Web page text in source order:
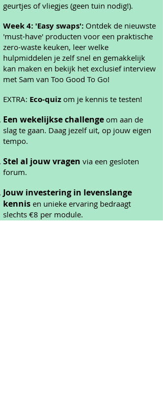
geurtjes of vliegjes (geen tuin nodig!).
Week 4: 'Easy swaps': Ontdek de nieuwste
'must-have' producten voor een praktische
zero-waste keuken, leer welke
hulpmiddelen je zelf snel en gemakkelijk
kan maken en bekijk het exclusief interview
met Sam van Too Good To Go!
EXTRA: Eco-quiz om je kennis te testen!
Een wekelijkse challenge om aan de
slag te gaan. Daag jezelf uit, op jouw eigen
tempo.
Stel al jouw vragen via een gesloten
forum.
Jouw investering in levenslange
kennis en unieke ervaring bedraagt
slechts €8 per module.